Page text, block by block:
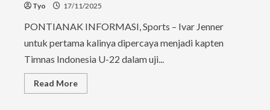
Tyo 17/11/2025
PONTIANAK INFORMASI, Sports – Ivar Jenner
untuk pertama kalinya dipercaya menjadi kapten
Timnas Indonesia U-22 dalam uji...
Read MoreRead
more